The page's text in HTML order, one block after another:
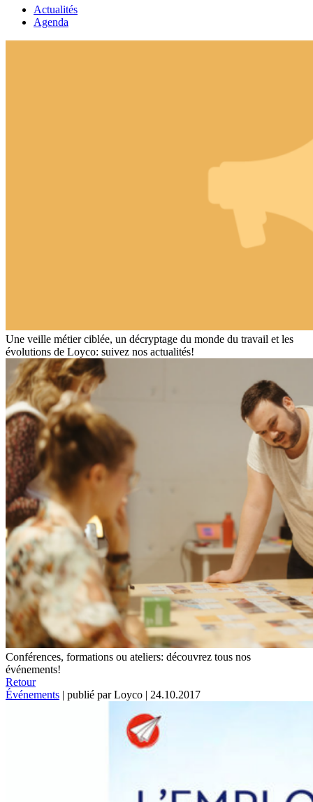
Actualités
Agenda
Une veille métier ciblée, un décryptage du monde du travail et les
évolutions de Loyco: suivez nos actualités!
Conférences, formations ou ateliers: découvrez tous nos
événements!
Retour
Événements | publié par Loyco | 24.10.2017